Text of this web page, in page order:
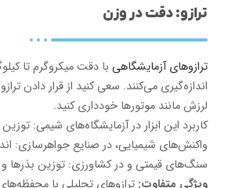
ترازو: دقت در وزن
ترازوهای آزمایشگاهی با دقت میکروگرم تا
اندازه‌گیری می‌کنند. سعی کنید از قرار دادن
لرزش مانند موتورها خودداری کنید.
کاربرد این ابزار در آزمایشگاه‌های شیمی:
واکنش‌های شیمیایی، در صنایع جواهرسازی:
سنگ‌های قیمتی و در کشاورزی: توزین بذرها و
ویژگی متفاوت: ترازوهای تحلیلی با